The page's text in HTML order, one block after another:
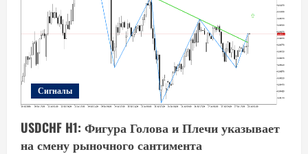
Сигналы
USDCHF H1: Фигура Голова и Плечи указывает
на смену рыночного сантимента